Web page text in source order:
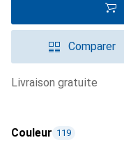
Comparer
livraison gratuite
Couleur 119